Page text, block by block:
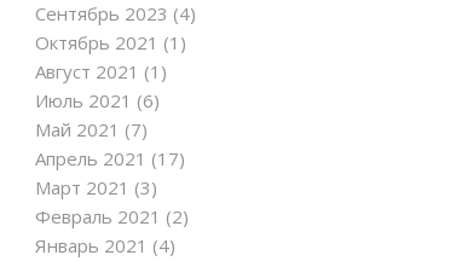
Сентябрь 2023 (4)
Октябрь 2021 (1)
Август 2021 (1)
Июль 2021 (6)
Май 2021 (7)
Апрель 2021 (17)
Март 2021 (3)
Февраль 2021 (2)
Январь 2021 (4)